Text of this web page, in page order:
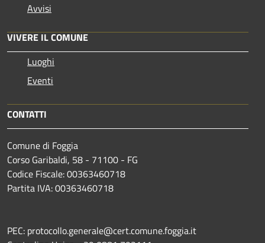
Avvisi
VIVERE IL COMUNE
Luoghi
Eventi
CONTATTI
Comune di Foggia
Corso Garibaldi, 58 - 71100 - FG
Codice Fiscale: 00363460718
Partita IVA: 00363460718
PEC: protocollo.generale@cert.comune.foggia.it